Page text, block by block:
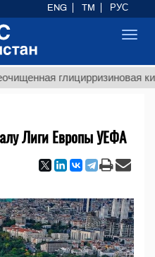
глицирризиновая кислота
Лиги Европы УЕФА
ENG TM РУС